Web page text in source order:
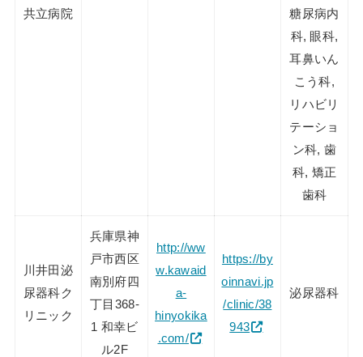
共立病院
糖尿病内
科, 眼科,
耳鼻いん
こう科,
リハビリ
テーショ
ン科, 歯
科, 矯正
歯科
川井田泌
尿器科ク
リニック
兵庫県神
戸市西区
南別府四
丁目368-
1 和幸ビ
ル2F
http://ww
w.kawaid
a-
hinyokika
.com/
https://by
oinnavi.jp
/clinic/38
943
泌尿器科